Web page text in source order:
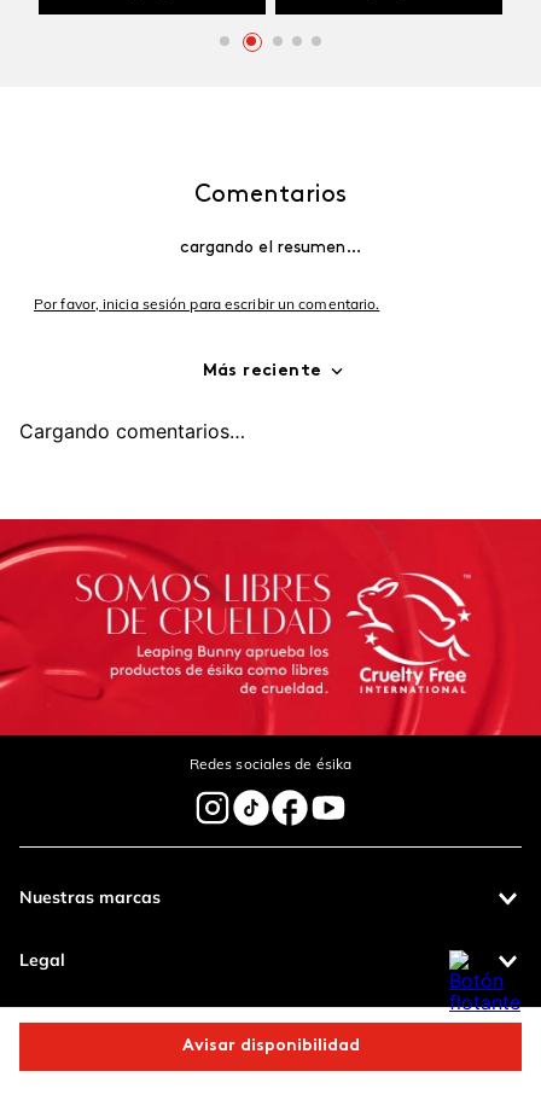
Avisar disponibilidad
Comentarios
cargando el resumen…
Por favor, inicia sesión para escribir un comentario.
Más reciente
Cargando comentarios…
Redes sociales de ésika
Nuestras marcas
Legal
Contáctanos